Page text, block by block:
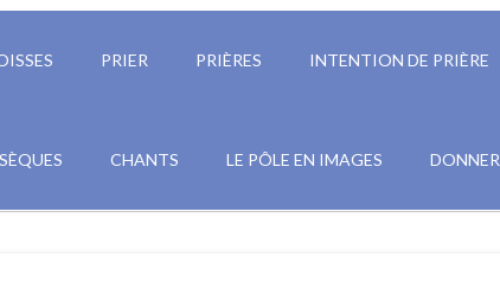
PRIER PRIÈRES INTENTION DE PRIÈRE
CHANTS LE PÔLE EN IMAGES DONNER